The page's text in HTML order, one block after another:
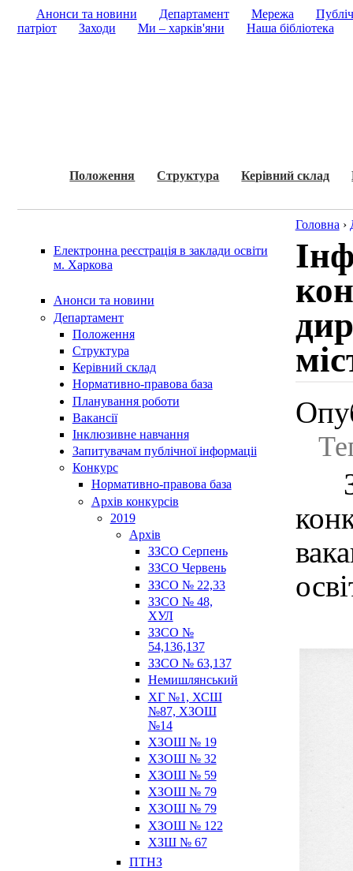
Анонси та новини Департамент Мережа
патріот
Заходи Ми – харків'яни Наша бібліотека
Положення Структура Керівний склад
Електронна реєстрація в заклади освіти
м. Харкова
Анонси та новини
Департамент
Положення
Структура
Керівний склад
Нормативно-правова база
Планування роботи
Вакансії
Інклюзивне навчання
Запитувачам публічної інформаціі
Конкурс
Нормативно-правова база
Архів конкурсів
2019
Архів
ЗЗСО Серпень
ЗЗСО Червень
ЗЗСО № 22,33
ЗЗСО № 48,
ХУЛ
ЗЗСО №
54,136,137
ЗЗСО № 63,137
Немишлянський
ХГ №1, ХСШ
№87, ХЗОШ
№14
ХЗОШ № 19
ХЗОШ № 32
ХЗОШ № 59
ХЗОШ № 79
ХЗОШ № 79
ХЗОШ № 122
ХЗШ № 67
ПТНЗ
Головна ›
З